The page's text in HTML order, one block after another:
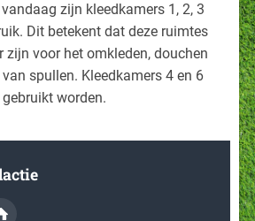
zijn kleedkamers 1, 2, 3
Dit betekent dat deze ruimtes
zijn voor het omkleden, douchen
spullen. Kleedkamers 4 en 6
worden.